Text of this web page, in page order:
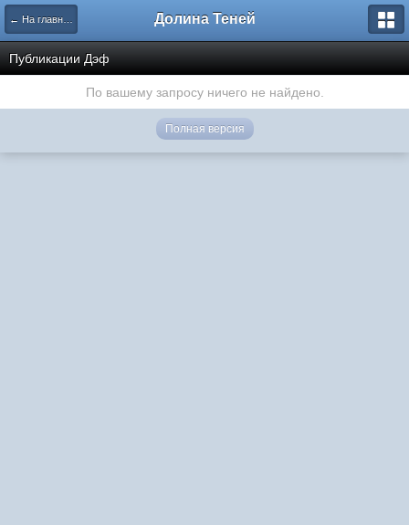
← На главную Долина Теней
Публикации Дэф
По вашему запросу ничего не найдено.
Полная версия